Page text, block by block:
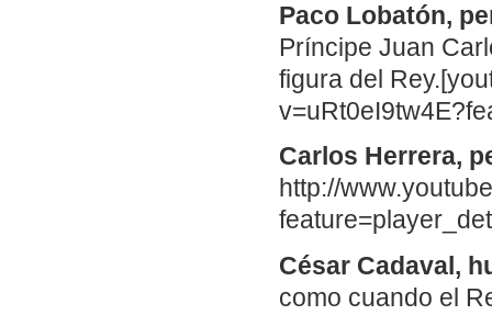
Paco Lobatón,
Príncipe Juan
figura del
Carlos Herrera,
http://
César Cadaval,
como cuando el